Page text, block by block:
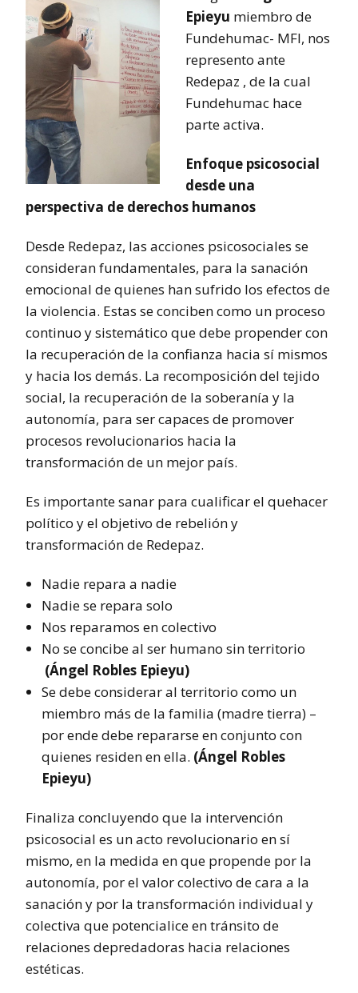
Epieyu miembro de
Fundehumac- MFI, nos
represento ante
Redepaz , de la cual
Fundehumac hace
parte activa.
Enfoque psicosocial
desde una
perspectiva de derechos humanos
Desde Redepaz, las acciones psicosociales se
consideran fundamentales, para la sanación
emocional de quienes han sufrido los efectos de
la violencia. Estas se conciben como un proceso
continuo y sistemático que debe propender con
la recuperación de la confianza hacia sí mismos
y hacia los demás. La recomposición del tejido
social, la recuperación de la soberanía y la
autonomía, para ser capaces de promover
procesos revolucionarios hacia la
transformación de un mejor país.
Es importante sanar para cualificar el quehacer
político y el objetivo de rebelión y
transformación de Redepaz.
Nadie repara a nadie
Nadie se repara solo
Nos reparamos en colectivo
No se concibe al ser humano sin territorio
(Ángel Robles Epieyu)
Se debe considerar al territorio como un
miembro más de la familia (madre tierra) –
por ende debe repararse en conjunto con
quienes residen en ella. (Ángel Robles
Epieyu)
Finaliza concluyendo que la intervención
psicosocial es un acto revolucionario en sí
mismo, en la medida en que propende por la
autonomía, por el valor colectivo de cara a la
sanación y por la transformación individual y
colectiva que potencialice en tránsito de
relaciones depredadoras hacia relaciones
estéticas.